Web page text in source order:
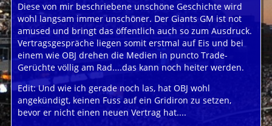
Diese von mir beschriebene unschöne Geschichte wird
wohl langsam immer unschöner. Der Giants GM ist not
amused und bringt das öffentlich auch so zum Ausdruck.
Vertragsgespräche liegen somit erstmal auf Eis und bei
einem wie OBJ drehen die Medien in puncto Trade-
Gerüchte völlig am Rad....das kann noch heiter werden.
Edit: Und wie ich gerade noch las, hat OBJ wohl
angekündigt, keinen Fuss auf ein Gridiron zu setzen,
bevor er nicht einen neuen Vertrag hat....